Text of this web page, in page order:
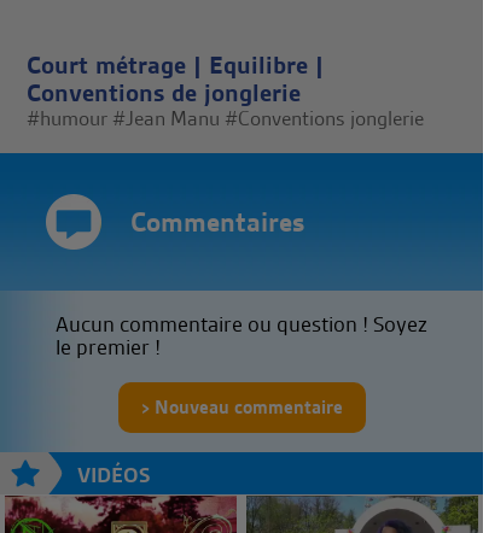
Court métrage | Equilibre |
Conventions de jonglerie
#humour #Jean Manu #Conventions jonglerie
Commentaires
Aucun commentaire ou question ! Soyez
le premier !
Nouveau commentaire
VIDÉOS